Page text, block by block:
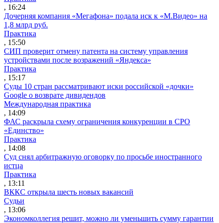
, 16:24
Дочерняя компания «Мегафона» подала иск к «М.Видео» на
1,8 млрд руб.
Практика
, 15:50
СИП проверит отмену патента на систему управления
устройствами после возражений «Яндекса»
Практика
, 15:17
Суды 10 стран рассматривают иски российской «дочки»
Google о возврате дивидендов
Международная практика
, 14:09
ФАС раскрыла схему ограничения конкуренции в СРО
«Единство»
Практика
, 14:08
Суд снял арбитражную оговорку по просьбе иностранного
истца
Практика
, 13:11
ВККС открыла шесть новых вакансий
Судьи
, 13:06
Экономколлегия решит, можно ли уменьшить сумму гарантии